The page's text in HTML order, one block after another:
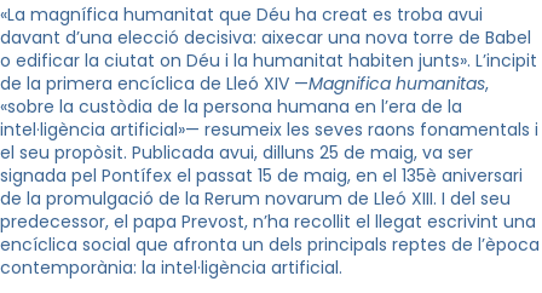
«La magnífica humanitat que Déu ha creat es troba avui
davant d’una elecció decisiva: aixecar una nova torre de Babel
o edificar la ciutat on Déu i la humanitat habiten junts». L’incipit
de la primera encíclica de Lleó XIV —Magnifica humanitas,
«sobre la custòdia de la persona humana en l’era de la
intel·ligència artificial»— resumeix les seves raons fonamentals i
el seu propòsit. Publicada avui, dilluns 25 de maig, va ser
signada pel Pontífex el passat 15 de maig, en el 135è aniversari
de la promulgació de la Rerum novarum de Lleó XIII. I del seu
predecessor, el papa Prevost, n’ha recollit el llegat escrivint una
encíclica social que afronta un dels principals reptes de l’època
contemporània: la intel·ligència artificial.